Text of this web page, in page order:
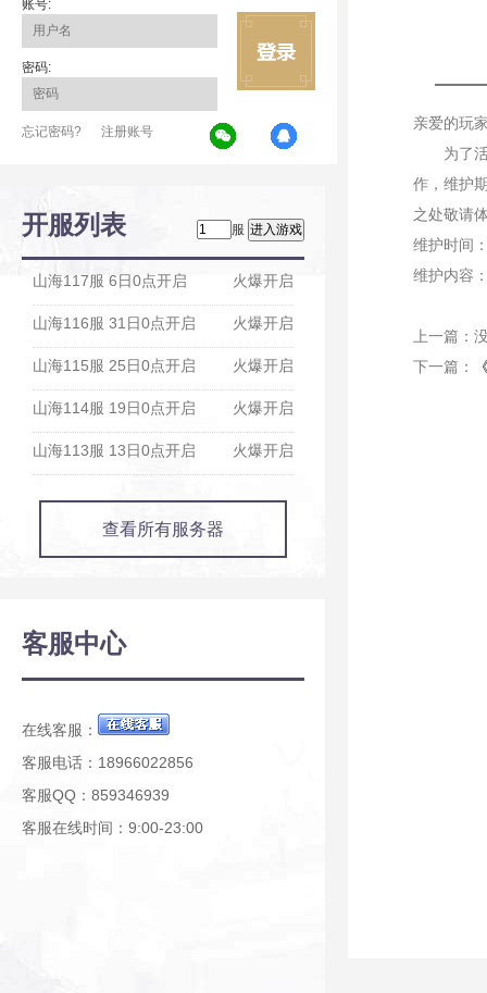
账号:
密码:
忘记密码? 注册账号
开服列表 服
火爆开启
山海117服 6日0点开启
火爆开启
山海116服 31日0点开启
火爆开启
山海115服 25日0点开启
火爆开启
山海114服 19日0点开启
火爆开启
山海113服 13日0点开启
查看所有服务器
客服中心
在线客服：
客服电话：18966022856
客服QQ：859346939
客服在线时间：9:00-23:00
亲爱的玩
为了活
作，维护
之处敬请
维护时间
维护内容
上一篇：
下一篇：